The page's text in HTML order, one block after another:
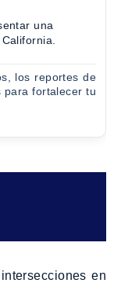
los reportes de
para fortalecer tu
en